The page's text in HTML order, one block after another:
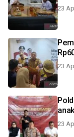
23
23
23